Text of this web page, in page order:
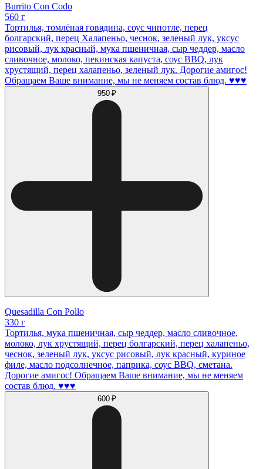
Burrito Con Codo
560 г
Тортилья, томлёная говядина, соус чипотле, перец
болгарский, перец Халапеньо, чеснок, зеленый лук, уксус
рисовый, лук красный, мука пшеничная, сыр чеддер, масло
сливочное, молоко, пекинская капуста, соус BBQ, лук
хрустящий, перец халапеньо, зеленый лук. Дорогие амигос!
Обращаем Ваше внимание, мы не меняем состав блюд. ♥️♥️♥️
950 ₽
Quesadilla Con Pollo
330 г
Тортилья, мука пшеничная, сыр чеддер, масло сливочное,
молоко, лук хрустящий, перец болгарский, перец халапеньо,
чеснок, зеленый лук, уксус рисовый, лук красный, куриное
филе, масло подсолнечное, паприка, соус BBQ, сметана.
Дорогие амигос! Обращаем Ваше внимание, мы не меняем
состав блюд. ♥️♥️♥️
600 ₽